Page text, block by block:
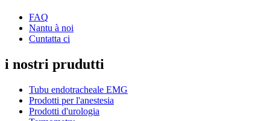
FAQ
Nantu à noi
Cuntatta ci
i nostri prudutti
Tubu endotracheale EMG
Prodotti per l'anestesia
Prodotti d'urologia